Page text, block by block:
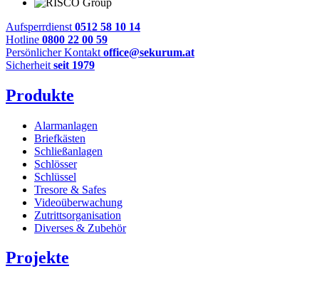
Aufsperrdienst 0512 58 10 14
Hotline 0800 22 00 59
Persönlicher Kontakt office@sekurum.at
Sicherheit seit 1979
Produkte
Alarmanlagen
Briefkästen
Schließanlagen
Schlösser
Schlüssel
Tresore & Safes
Videoüberwachung
Zutrittsorganisation
Diverses & Zubehör
Projekte